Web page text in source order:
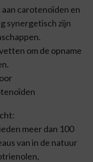
carotenoïden en
synergetisch zijn
om de opname
meer dan 100
van in de natuur